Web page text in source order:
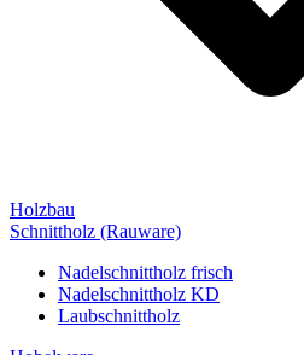
Holzbau
Schnittholz (Rauware)
Nadelschnittholz frisch
Nadelschnittholz KD
Laubschnittholz